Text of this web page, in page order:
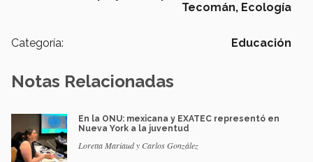
Tecomán, Ecología
Categoría: Educación
Notas Relacionadas
En la ONU: mexicana y EXATEC representó en
Nueva York a la juventud
Loretta Mariaud y Carlos González